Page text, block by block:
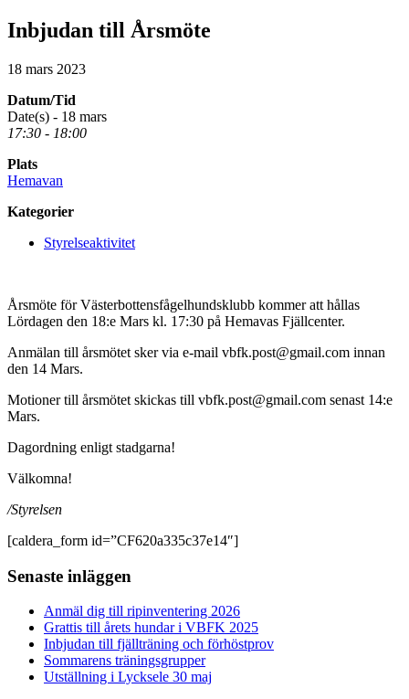
Inbjudan till Årsmöte
18 mars 2023
Datum/Tid
Date(s) - 18 mars
17:30 - 18:00
Plats
Hemavan
Kategorier
Styrelseaktivitet
Årsmöte för Västerbottensfågelhundsklubb kommer att hållas
Lördagen den 18:e Mars kl. 17:30 på Hemavas Fjällcenter.
Anmälan till årsmötet sker via e-mail vbfk.post@gmail.com innan
den 14 Mars.
Motioner till årsmötet skickas till vbfk.post@gmail.com senast 14:e
Mars.
Dagordning enligt stadgarna!
Välkomna!
/Styrelsen
[caldera_form id=”CF620a335c37e14″]
Primärt
sidofält
Senaste inläggen
Anmäl dig till ripinventering 2026
Grattis till årets hundar i VBFK 2025
Inbjudan till fjällträning och förhöstprov
Sommarens träningsgrupper
Utställning i Lycksele 30 maj